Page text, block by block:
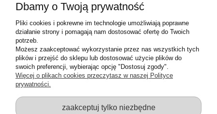
Moje konto
Regulamin sklepu
Zwroty i reklamacje
Dbamy o Twoją prywatność
Pliki cookies i pokrewne im technologie umożliwiają poprawne
działanie strony i pomagają nam dostosować ofertę do Twoich
potrzeb.
Możesz zaakceptować wykorzystanie przez nas wszystkich tych
plików i przejść do sklepu lub dostosować użycie plików do
swoich preferencji, wybierając opcję "Dostosuj zgody".
Więcej o plikach cookies przeczytasz w naszej Polityce
prywatności.
zaakceptuj tylko niezbędne